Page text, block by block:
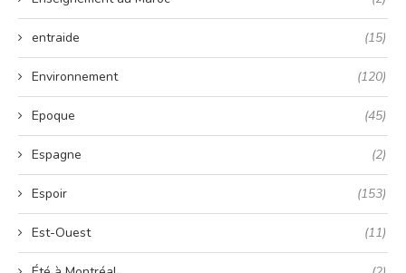
entraide (15)
Environnement (120)
Epoque (45)
Espagne (2)
Espoir (153)
Est-Ouest (11)